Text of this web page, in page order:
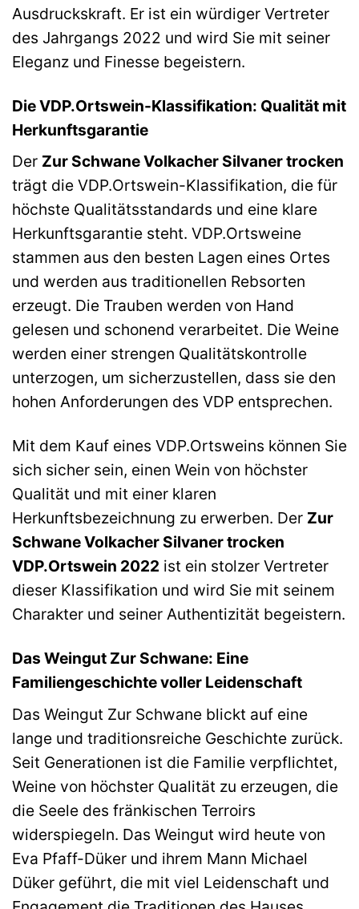
Ausdruckskraft. Er ist ein würdiger Vertreter
des Jahrgangs 2022 und wird Sie mit seiner
Eleganz und Finesse begeistern.
Die VDP.Ortswein-Klassifikation: Qualität mit
Herkunftsgarantie
Der Zur Schwane Volkacher Silvaner trocken
trägt die VDP.Ortswein-Klassifikation, die für
höchste Qualitätsstandards und eine klare
Herkunftsgarantie steht. VDP.Ortsweine
stammen aus den besten Lagen eines Ortes
und werden aus traditionellen Rebsorten
erzeugt. Die Trauben werden von Hand
gelesen und schonend verarbeitet. Die Weine
werden einer strengen Qualitätskontrolle
unterzogen, um sicherzustellen, dass sie den
hohen Anforderungen des VDP entsprechen.
Mit dem Kauf eines VDP.Ortsweins können Sie
sich sicher sein, einen Wein von höchster
Qualität und mit einer klaren
Herkunftsbezeichnung zu erwerben. Der Zur
Schwane Volkacher Silvaner trocken
VDP.Ortswein 2022 ist ein stolzer Vertreter
dieser Klassifikation und wird Sie mit seinem
Charakter und seiner Authentizität begeistern.
Das Weingut Zur Schwane: Eine
Familiengeschichte voller Leidenschaft
Das Weingut Zur Schwane blickt auf eine
lange und traditionsreiche Geschichte zurück.
Seit Generationen ist die Familie verpflichtet,
Weine von höchster Qualität zu erzeugen, die
die Seele des fränkischen Terroirs
widerspiegeln. Das Weingut wird heute von
Eva Pfaff-Düker und ihrem Mann Michael
Düker geführt, die mit viel Leidenschaft und